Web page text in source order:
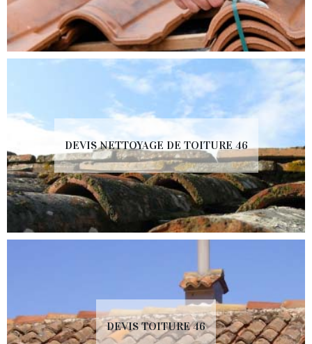
DEVIS NETTOYAGE DE TOITURE 46
DEVIS TOITURE 46